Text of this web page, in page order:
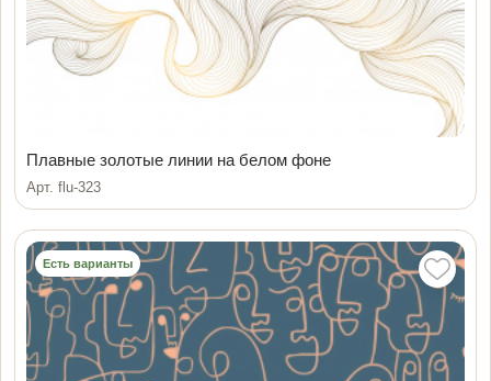
Плавные золотые линии на белом фоне
Арт. flu-323
Есть варианты